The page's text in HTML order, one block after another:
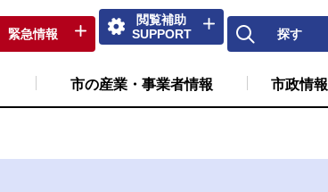
緊急情報
閲覧補助
SUPPORT
探す
市の産業・事業者情報 市政情報